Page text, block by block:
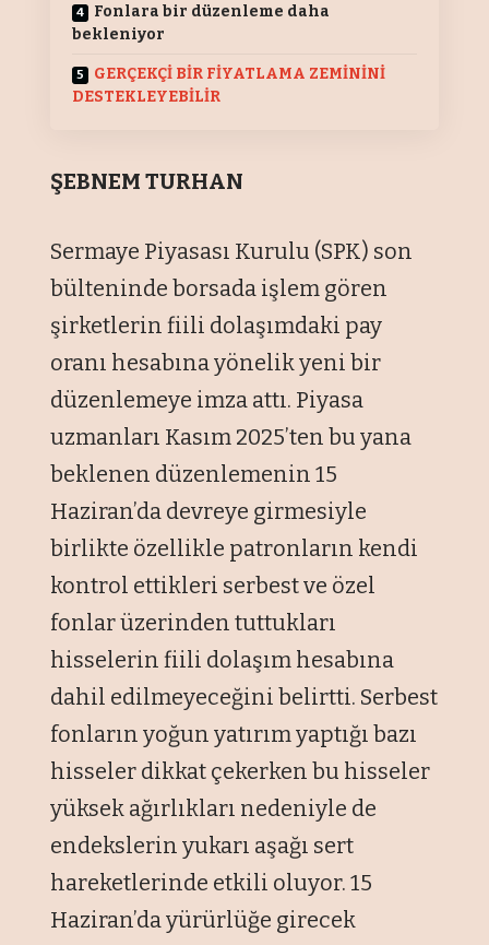
Fonlara bir düzenleme daha
bekleniyor
GERÇEKÇİ BİR FİYATLAMA ZEMİNİNİ
DESTEKLEYEBİLİR
ŞEBNEM TURHAN
Sermaye Piyasası Kurulu (SPK) son
bülteninde borsada işlem gören
şirketlerin fiili dolaşımdaki pay
oranı hesabına yönelik yeni bir
düzenlemeye imza attı. Piyasa
uzmanları Kasım 2025’ten bu yana
beklenen düzenlemenin 15
Haziran’da devreye girmesiyle
birlikte özellikle patronların kendi
kontrol ettikleri serbest ve özel
fonlar üzerinden tuttukları
hisselerin fiili dolaşım hesabına
dahil edilmeyeceğini belirtti. Serbest
fonların yoğun yatırım yaptığı bazı
hisseler dikkat çekerken bu hisseler
yüksek ağırlıkları nedeniyle de
endekslerin yukarı aşağı sert
hareketlerinde etkili oluyor. 15
Haziran’da yürürlüğe girecek